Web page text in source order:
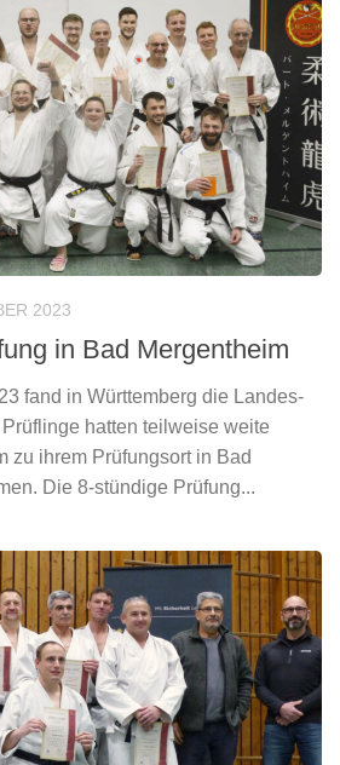
2023
in Bad Mergentheim
fand in Württemberg die Landes-
hatten teilweise weite
zu ihrem Prüfungsort in Bad
Die 8-stündige Prüfung...